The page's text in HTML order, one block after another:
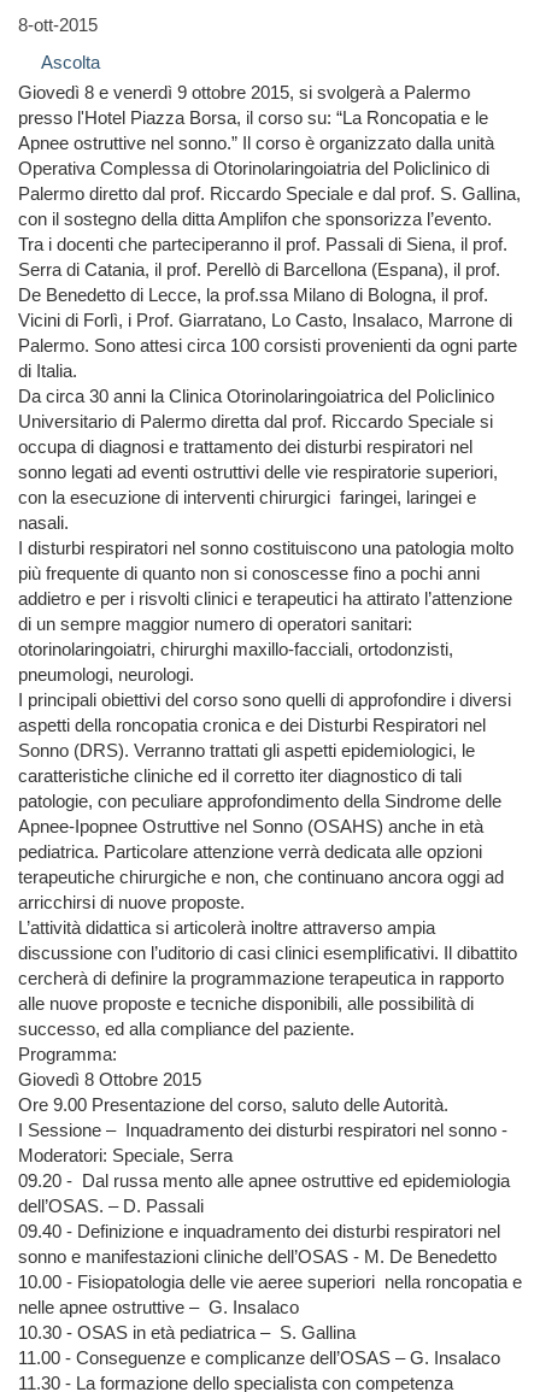
8-ott-2015
Ascolta
Giovedì 8 e venerdì 9 ottobre 2015, si svolgerà a Palermo
presso l'Hotel Piazza Borsa, il corso su: “La Roncopatia e le
Apnee ostruttive nel sonno.” Il corso è organizzato dalla unità
Operativa Complessa di Otorinolaringoiatria del Policlinico di
Palermo diretto dal prof. Riccardo Speciale e dal prof. S. Gallina,
con il sostegno della ditta Amplifon che sponsorizza l’evento.
Tra i docenti che parteciperanno il prof. Passali di Siena, il prof.
Serra di Catania, il prof. Perellò di Barcellona (Espana), il prof.
De Benedetto di Lecce, la prof.ssa Milano di Bologna, il prof.
Vicini di Forlì, i Prof. Giarratano, Lo Casto, Insalaco, Marrone di
Palermo. Sono attesi circa 100 corsisti provenienti da ogni parte
di Italia.
Da circa 30 anni la Clinica Otorinolaringoiatrica del Policlinico
Universitario di Palermo diretta dal prof. Riccardo Speciale si
occupa di diagnosi e trattamento dei disturbi respiratori nel
sonno legati ad eventi ostruttivi delle vie respiratorie superiori,
con la esecuzione di interventi chirurgici faringei, laringei e
nasali.
I disturbi respiratori nel sonno costituiscono una patologia molto
più frequente di quanto non si conoscesse fino a pochi anni
addietro e per i risvolti clinici e terapeutici ha attirato l’attenzione
di un sempre maggior numero di operatori sanitari:
otorinolaringoiatri, chirurghi maxillo-facciali, ortodonzisti,
pneumologi, neurologi.
I principali obiettivi del corso sono quelli di approfondire i diversi
aspetti della roncopatia cronica e dei Disturbi Respiratori nel
Sonno (DRS). Verranno trattati gli aspetti epidemiologici, le
caratteristiche cliniche ed il corretto iter diagnostico di tali
patologie, con peculiare approfondimento della Sindrome delle
Apnee-Ipopnee Ostruttive nel Sonno (OSAHS) anche in età
pediatrica. Particolare attenzione verrà dedicata alle opzioni
terapeutiche chirurgiche e non, che continuano ancora oggi ad
arricchirsi di nuove proposte.
L’attività didattica si articolerà inoltre attraverso ampia
discussione con l’uditorio di casi clinici esemplificativi. Il dibattito
cercherà di definire la programmazione terapeutica in rapporto
alle nuove proposte e tecniche disponibili, alle possibilità di
successo, ed alla compliance del paziente.
Programma:
Giovedì 8 Ottobre 2015
Ore 9.00 Presentazione del corso, saluto delle Autorità.
I Sessione – Inquadramento dei disturbi respiratori nel sonno -
Moderatori: Speciale, Serra
09.20 - Dal russa mento alle apnee ostruttive ed epidemiologia
dell’OSAS. – D. Passali
09.40 - Definizione e inquadramento dei disturbi respiratori nel
sonno e manifestazioni cliniche dell’OSAS - M. De Benedetto
10.00 - Fisiopatologia delle vie aeree superiori nella roncopatia e
nelle apnee ostruttive – G. Insalaco
10.30 - OSAS in età pediatrica – S. Gallina
11.00 - Conseguenze e complicanze dell’OSAS – G. Insalaco
11.30 - La formazione dello specialista con competenza